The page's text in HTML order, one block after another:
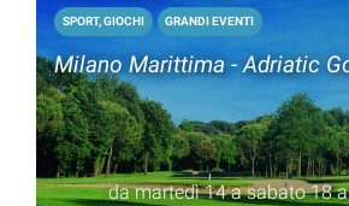
SPORT, GIOCHI GRANDI EVENTI
Milano Marittima - Adriatic
da martedì 14 a sabato 18